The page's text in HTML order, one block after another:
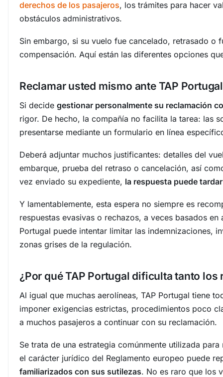
derechos de los pasajeros, los trámites para hacer
obstáculos administrativos.
Sin embargo, si su vuelo fue cancelado, retrasado
compensación. Aquí están las diferentes opciones
Reclamar usted mismo ante TAP
Si decide gestionar personalmente su reclamación
rigor. De hecho, la compañía no facilita la tarea: las
presentarse mediante un formulario en línea
Deberá adjuntar muchos justificantes: detalles del
embarque, prueba del retraso o cancelación, así
vez enviado su expediente, la respuesta puede
Y lamentablemente, esta espera no siempre es
respuestas evasivas o rechazos, a veces basados
Portugal puede intentar limitar las indemnizaciones,
zonas grises de la regulación.
¿Por qué TAP Portugal dificulta tanto los
Al igual que muchas aerolíneas, TAP Portugal tiene
imponer exigencias estrictas, procedimientos poco
a muchos pasajeros a continuar con su reclamación.
Se trata de una estrategia comúnmente utilizada
el carácter jurídico del Reglamento europeo puede
familiarizados con sus sutilezas. No es raro que los